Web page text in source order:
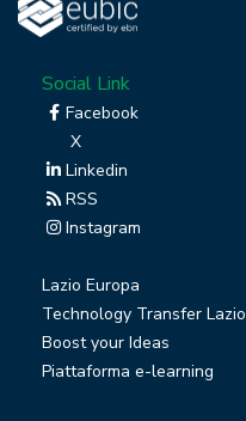
Social Link
Facebook
X
Linkedin
RSS
Instagram
Lazio Europa
Technology Transfer Lazio
Boost your Ideas
Piattaforma e-learning